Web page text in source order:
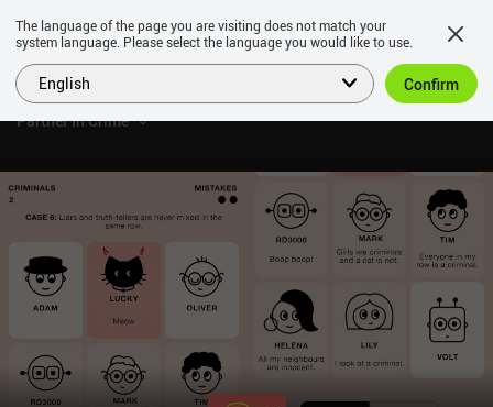
Partner In Crime
The language of the page you are visiting does not match your
system language. Please select the language you would like to use.
English Confirm